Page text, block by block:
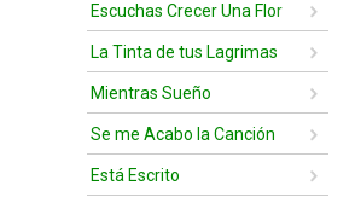
Escuchas Crecer Una Flor
La Tinta de tus Lagrimas
Mientras Sueño
Se me Acabo la Canción
Está Escrito